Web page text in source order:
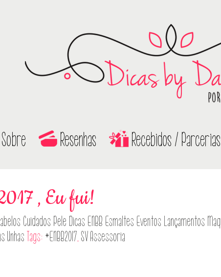
Sobre Resenhas Recebidos / Parcerias
, Eu fui!
Cuidados Pele Dicas ENBB Esmaltes Eventos Lançamentos
Unhas Tags: #ENBB2017, SV Assessoria